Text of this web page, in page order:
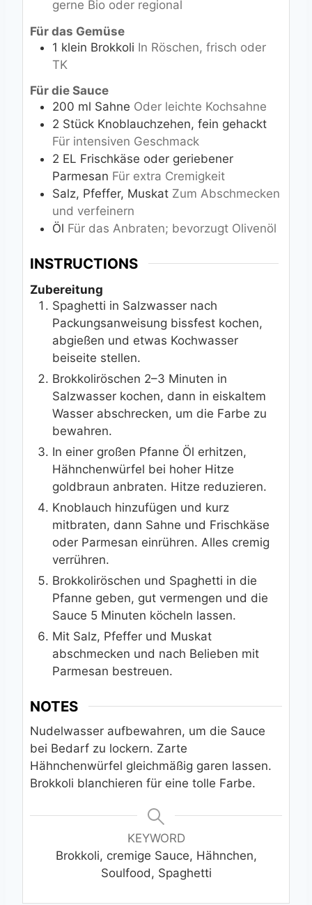
gerne Bio oder regional
Für das Gemüse
1 klein Brokkoli In Röschen, frisch oder
TK
Für die Sauce
200 ml Sahne Oder leichte Kochsahne
2 Stück Knoblauchzehen, fein gehackt
Für intensiven Geschmack
2 EL Frischkäse oder geriebener
Parmesan Für extra Cremigkeit
Salz, Pfeffer, Muskat Zum Abschmecken
und verfeinern
Öl Für das Anbraten; bevorzugt Olivenöl
INSTRUCTIONS
Zubereitung
Spaghetti in Salzwasser nach
Packungsanweisung bissfest kochen,
abgießen und etwas Kochwasser
beiseite stellen.
Brokkoliröschen 2–3 Minuten in
Salzwasser kochen, dann in eiskaltem
Wasser abschrecken, um die Farbe zu
bewahren.
In einer großen Pfanne Öl erhitzen,
Hähnchenwürfel bei hoher Hitze
goldbraun anbraten. Hitze reduzieren.
Knoblauch hinzufügen und kurz
mitbraten, dann Sahne und Frischkäse
oder Parmesan einrühren. Alles cremig
verrühren.
Brokkoliröschen und Spaghetti in die
Pfanne geben, gut vermengen und die
Sauce 5 Minuten köcheln lassen.
Mit Salz, Pfeffer und Muskat
abschmecken und nach Belieben mit
Parmesan bestreuen.
NOTES
Nudelwasser aufbewahren, um die Sauce
bei Bedarf zu lockern. Zarte
Hähnchenwürfel gleichmäßig garen lassen.
Brokkoli blanchieren für eine tolle Farbe.
KEYWORD
Brokkoli, cremige Sauce, Hähnchen,
Soulfood, Spaghetti